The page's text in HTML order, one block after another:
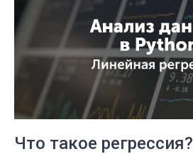
Что такое регрессия?